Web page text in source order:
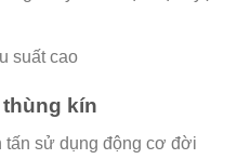
suất cao
kín
tấn sử dụng động cơ đời